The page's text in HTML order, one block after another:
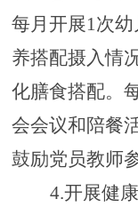
每月开展1次幼
养搭配摄入情
化膳食搭配。
会会议和陪餐
鼓励党员教师
4.开展健